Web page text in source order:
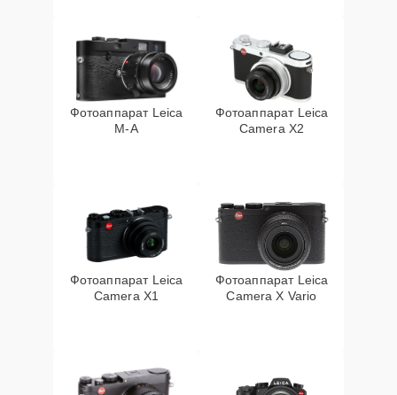
Фотоаппарат Leica
M-A
Фотоаппарат Leica
Camera X2
Фотоаппарат Leica
Camera X1
Фотоаппарат Leica
Camera X Vario